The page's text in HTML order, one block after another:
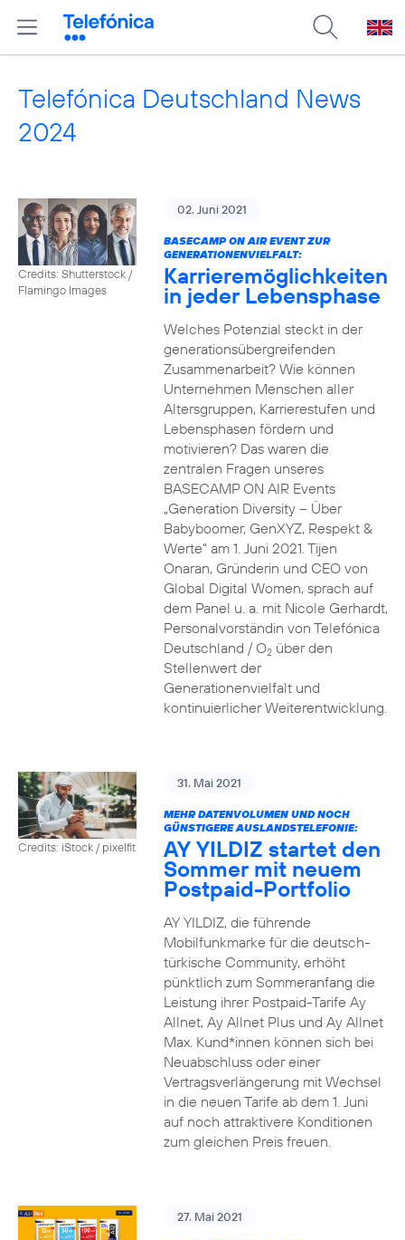
Telefónica Deutschland News
2024
Credits: Shutterstock /
Flamingo Images
02. Juni 2021
BASECAMP ON AIR EVENT ZUR
GENERATIONENVIELFALT:
Karrieremöglichkeiten
in jeder Lebensphase
Welches Potenzial steckt in der
generationsübergreifenden
Zusammenarbeit? Wie können
Unternehmen Menschen aller
Altersgruppen, Karrierestufen und
Lebensphasen fördern und
motivieren? Das waren die
zentralen Fragen unseres
BASECAMP ON AIR Events
„Generation Diversity – Über
Babyboomer, GenXYZ, Respekt &
Werte“ am 1. Juni 2021. Tijen
Onaran, Gründerin und CEO von
Global Digital Women, sprach auf
dem Panel u. a. mit Nicole Gerhardt,
Personalvorständin von Telefónica
Deutschland / O2über den
Stellenwert der
Generationenvielfalt und
kontinuierlicher Weiterentwicklung.
Credits: iStock / pixelfit
31. Mai 2021
MEHR DATENVOLUMEN UND NOCH
GÜNSTIGERE AUSLANDSTELEFONIE:
AY YILDIZ startet den
Sommer mit neuem
Postpaid-Portfolio
AY YILDIZ, die führende
Mobilfunkmarke für die deutsch-
türkische Community, erhöht
pünktlich zum Sommeranfang die
Leistung ihrer Postpaid-Tarife Ay
Allnet, Ay Allnet Plus und Ay Allnet
Max. Kund*innen können sich bei
Neuabschluss oder einer
Vertragsverlängerung mit Wechsel
in die neuen Tarife ab dem 1. Juni
auf noch attraktivere Konditionen
zum gleichen Preis freuen.
27. Mai 2021